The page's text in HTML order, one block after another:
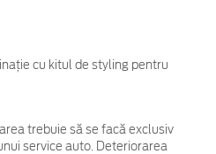
cu kitul de styling pentru
trebuie să se facă exclusiv
service auto. Deteriorarea